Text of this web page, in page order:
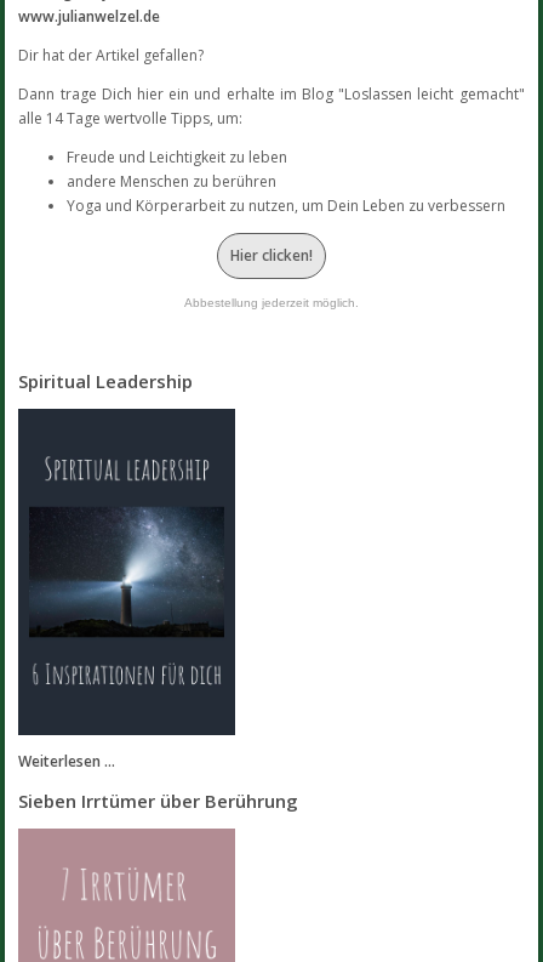
www.julianwelzel.de
Dir hat der Artikel gefallen?
Dann trage Dich hier ein und erhalte im Blog "Loslassen leicht gemacht"
alle 14 Tage wertvolle Tipps, um:
Freude und Leichtigkeit zu leben
andere Menschen zu berühren
Yoga und Körperarbeit zu nutzen, um Dein Leben zu verbessern
Hier clicken!
Abbestellung jederzeit möglich.
Spiritual Leadership
Weiterlesen ...
Sieben Irrtümer über Berührung